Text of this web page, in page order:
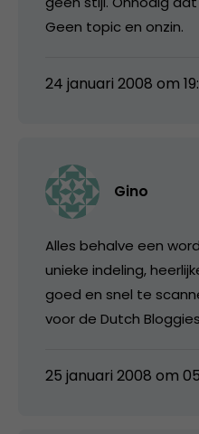
Geen topic en onzin.
24 januari 2008 om
Gino
Alles behalve een
unieke indeling,
goed en snel te
voor de Dutch
25 januari 2008 om